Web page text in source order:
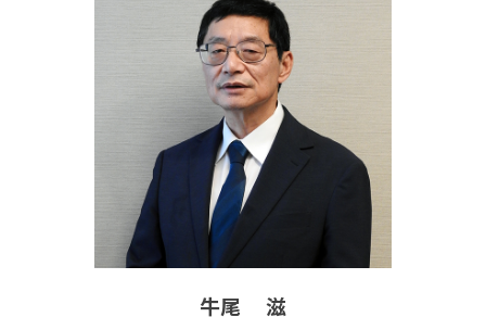
牛尾 滋